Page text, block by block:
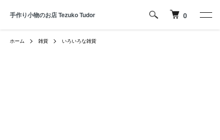
手作り小物のお店 Tezuko Tudor 0
ホーム 雑貨 いろいろな雑貨